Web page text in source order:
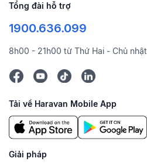
Tổng đài hỗ trợ
1900.636.099
8h00 - 21h00 từ Thứ Hai - Chủ nhật
Tải về Haravan Mobile App
Giải pháp